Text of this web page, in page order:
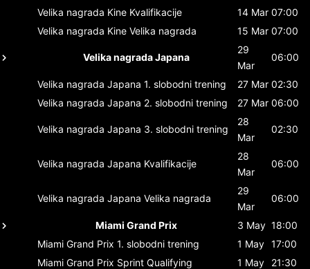
Velika nagrada Kine Kvalifikacije 14 Mar 07:00
Velika nagrada Kine Velika nagrada 15 Mar 07:00
Velika nagrada Japana
29
Mar
06:00
Velika nagrada Japana 1. slobodni trening 27 Mar 02:30
Velika nagrada Japana 2. slobodni trening 27 Mar 06:00
Velika nagrada Japana 3. slobodni trening
28
Mar
02:30
Velika nagrada Japana Kvalifikacije
28
Mar
06:00
Velika nagrada Japana Velika nagrada
29
Mar
06:00
Miami Grand Prix 3 May 18:00
Miami Grand Prix 1. slobodni trening 1 May 17:00
Miami Grand Prix Sprint Qualifying 1 May
21:30